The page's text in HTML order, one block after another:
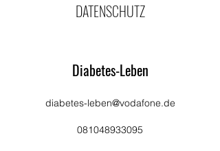
DATENSCHUTZ
Diabetes-Leben
diabetes-leben@vodafone.de
081048933095